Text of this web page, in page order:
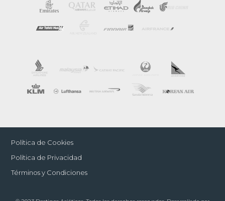
Política de Cookies
Política de Privacidad
Términos y Condiciones